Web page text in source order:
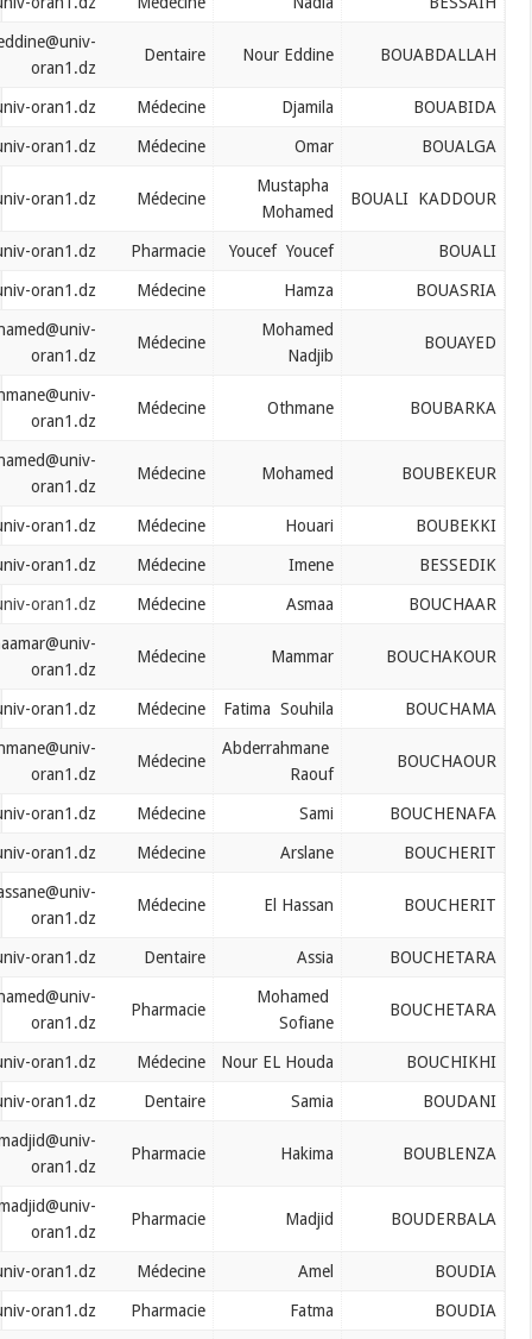
Nour Eddine
Dentaire
bouabdellah.noureddine@univ-
Djamila
Médecine
bouabida.djamila@univ-oran1.dz
Omar
Médecine
boualga.omar@univ-oran1.dz
Médecine
bouali.kaddour@univ-oran1.dz
Youcef Youcef
Pharmacie
bouali.youcef@univ-oran1.dz
Hamza
Médecine
bouasria.hamza@univ-oran1.dz
bouayed.mohamed@univ-
Othmane
Médecine
boubarka.othmane@univ-
Mohamed
Médecine
boubekeur.mohamed@univ-
Houari
Médecine
boubekki.lahouari@univ-oran1.dz
Imene
Médecine
boublenza.hakima@univ-oran1.dz
Asmaa
Médecine
bouchaar.asmaa@univ-oran1.dz
Mammar
Médecine
bouchakour.maamar@univ-
Fatima Souhila
Médecine
bouchama.fatima@univ-oran1.dz
bouchaour.abderrahmane@univ-
Sami
Médecine
bouchenafa.sami@univ-oran1.dz
Arslane
Médecine
boucherit.arslane@univ-oran1.dz
El Hassan
Médecine
boucherit.elhassane@univ-
Assia
Dentaire
bouchetara.assia@univ-oran1.dz
bouchetara.mohamed@univ-
Nour EL Houda
Médecine
bouchikhi.houda@univ-oran1.dz
Samia
Dentaire
boudani.samia@univ-oran1.dz
Hakima
Pharmacie
bouderbala.abdelmadjid@univ-
Madjid
Pharmacie
bouderbala.abdelmadjid@univ-
Amel
Médecine
boudia.amel@univ-oran1.dz
Fatma
Pharmacie
boudia.fatma@univ-oran1.dz